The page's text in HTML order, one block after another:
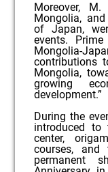
Moreover,
Mongolia,
of Japan,
events.
Mongolia-
contributions
Mongolia,
growing
development.”
During the
introduced
center,
courses,
permanent